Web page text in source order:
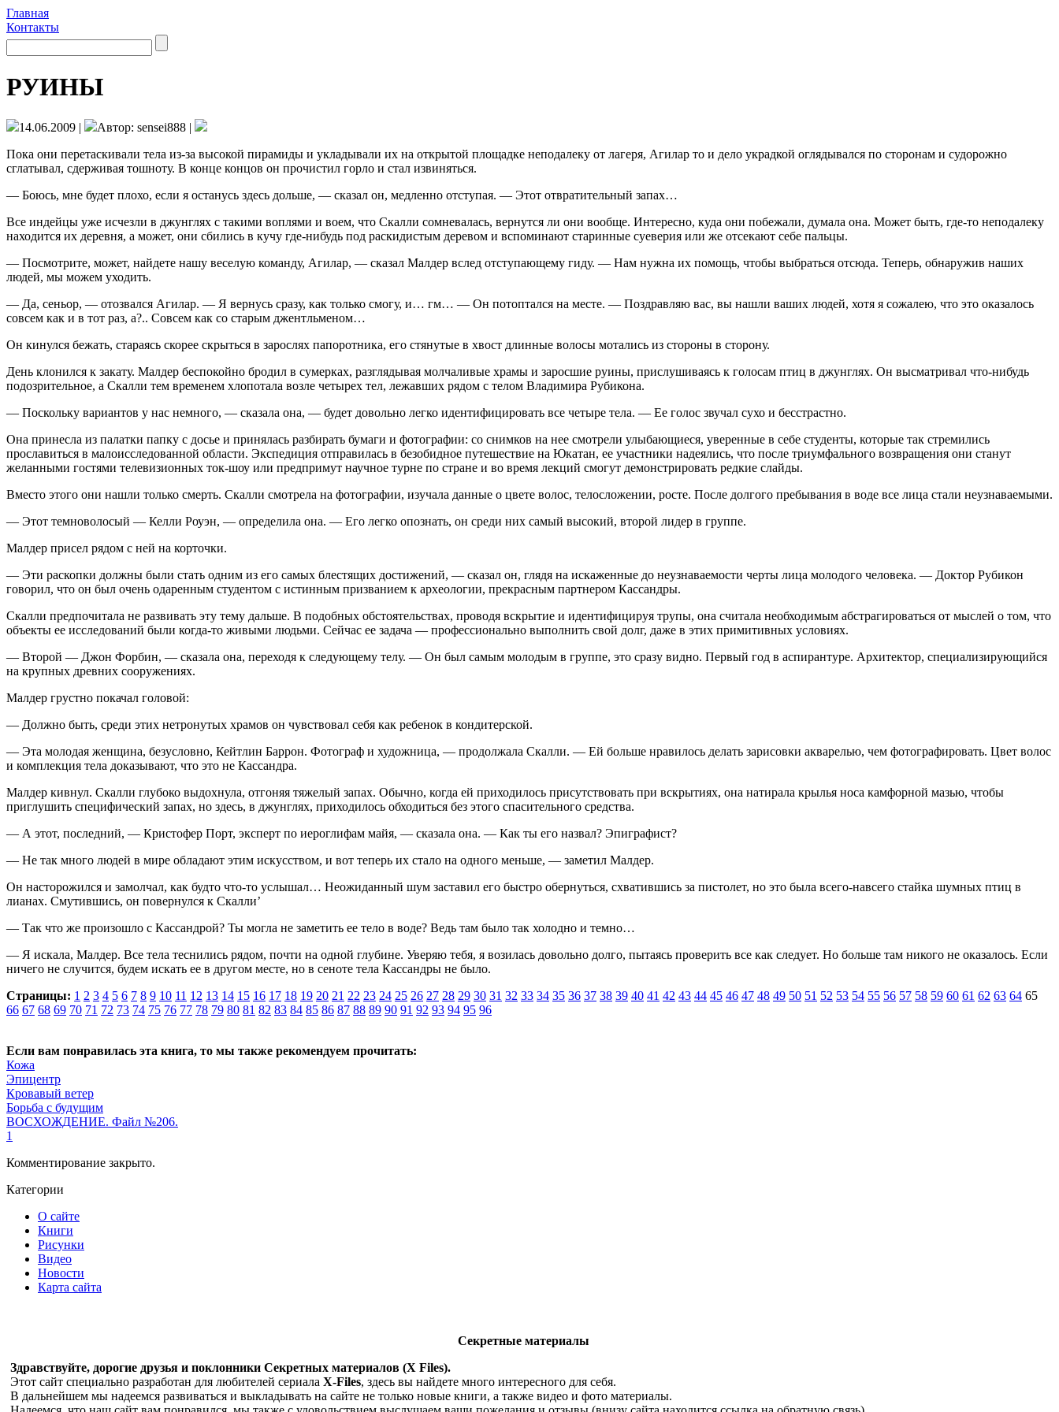
Главная
Контакты
РУИНЫ
14.06.2009 |
Автор: sensei888 |
Пока они перетаскивали тела из-за высокой пирамиды и укладывали их на открытой пло­щадке неподалеку от лагеря, Агилар то и дело украдкой оглядывался по сторонам и судорожно
сглатывал, сдерживая тошноту. В конце концов он прочистил горло и стал извиняться.
— Боюсь, мне будет плохо, если я останусь здесь дольше, — сказал он, медленно отсту­пая. — Этот отвратительный запах…
Все индейцы уже исчезли в джунглях с таки­ми воплями и воем, что Скалли сомневалась, вернутся ли они вообще. Интересно, куда они побежали, думала она. Может быть, где-то не­подалеку
находится их деревня, а может, они сбились в кучу где-нибудь под раскидистым деревом и вспоминают старинные суеверия или же отсекают себе пальцы.
— Посмотрите, может, найдете нашу веселую команду, Агилар, — сказал Малдер вслед отсту­пающему гиду. — Нам нужна их помощь, чтобы выбраться отсюда. Теперь, обнаружив наших
людей, мы можем уходить.
— Да, сеньор, — отозвался Агилар. — Я вер­нусь сразу, как только смогу, и… гм… — Он потоптался на месте. — Поздравляю вас, вы нашли ваших людей, хотя я сожалею, что это оказалось
совсем как и в тот раз, а?.. Совсем как со старым джентльменом…
Он кинулся бежать, стараясь скорее скрыться в зарослях папоротника, его стянутые в хвост длинные волосы мотались из стороны в сторону.
День клонился к закату. Малдер беспокойно бродил в сумерках, разглядывая молчаливые храмы и заросшие руины, прислушиваясь к го­лосам птиц в джунглях. Он высматривал что-ни­будь
подозрительное, а Скалли тем временем хлопотала возле четырех тел, лежавших рядом с телом Владимира Рубикона.
— Поскольку вариантов у нас немного, — сказала она, — будет довольно легко идентифицировать все четыре тела. — Ее голос звучал сухо и бесстрастно.
Она принесла из палатки папку с досье и принялась разбирать бумаги и фотографии: со снимков на нее смотрели улыбающиеся, уверен­ные в себе студенты, которые так стремились
прославиться в малоисследованной области. Экспедиция отправилась в безобидное путеше­ствие на Юкатан, ее участники надеялись, что после триумфального возвращения они станут
желанными гостями телевизионных ток-шоу или предпримут научное турне по стране и во время лекций смогут демонстрировать редкие слайды.
Вместо этого они нашли только смерть. Скалли смотрела на фотографии, изучала данные о цвете волос, телосложении, росте. После долгого пребывания в воде все лица стали неузнаваемыми.
— Этот темноволосый — Келли Роуэн, — определила она. — Его легко опознать, он среди них самый высокий, второй лидер в группе.
Малдер присел рядом с ней на корточки.
— Эти раскопки должны были стать одним из его самых блестящих достижений, — сказал он, глядя на искаженные до неузнаваемости черты лица молодого человека. — Доктор Руби­кон
говорил, что он был очень одаренным сту­дентом с истинным призванием к археологии, прекрасным партнером Кассандры.
Скалли предпочитала не развивать эту тему дальше. В подобных обстоятельствах, проводя вскрытие и идентифицируя трупы, она считала необходимым абстрагироваться от мыслей о том, что
объекты ее исследований были когда-то живыми людьми. Сейчас ее задача — професси­онально выполнить свой долг, даже в этих при­митивных условиях.
— Второй — Джон Форбин, — сказала она, переходя к следующему телу. — Он был самым молодым в группе, это сразу видно. Первый год в аспирантуре. Архитектор, специализирую­щийся
на крупных древних сооружениях.
Малдер грустно покачал головой:
— Должно быть, среди этих нетронутых хра­мов он чувствовал себя как ребенок в кондитер­ской.
— Эта молодая женщина, безусловно, Кейтлин Баррон. Фотограф и художница, — продол­жала Скалли. — Ей больше нравилось делать зарисовки акварелью, чем фотографировать. Цвет волос
и комплекция тела доказывают, что это не Кассандра.
Малдер кивнул. Скалли глубоко выдохнула, отгоняя тяжелый запах. Обычно, когда ей при­ходилось присутствовать при вскрытиях, она на­тирала крылья носа камфорной мазью, чтобы
приглушить специфический запах, но здесь, в джунглях, приходилось обходиться без этого спасительного средства.
— А этот, последний, — Кристофер Порт, эксперт по иероглифам майя, — сказала она. — Как ты его назвал? Эпиграфист?
— Не так много людей в мире обладают этим искусством, и вот теперь их стало на одного меньше, — заметил Малдер.
Он насторожился и замолчал, как будто что-то услышал… Неожиданный шум заставил его быстро обернуться, схватившись за пистолет, но это была всего-навсего стайка шумных птиц в
лианах. Смутившись, он повернулся к Скалли’
— Так что же произошло с Кассандрой? Ты могла не заметить ее тело в воде? Ведь там было так холодно и темно…
— Я искала, Малдер. Все тела теснились рядом, почти на одной глубине. Уверяю тебя, я возилась довольно долго, пытаясь проверить все как следует. Но больше там никого не оказалось. Если
ничего не случится, будем искать ее в другом месте, но в сеноте тела Кассандры не было.
Страницы: 1 2 3 4 5 6 7 8 9 10 11 12 13 14 15 16 17 18 19 20 21 22 23 24 25 26 27 28 29 30 31 32 33 34 35 36 37 38 39 40 41 42 43 44 45 46 47 48 49 50 51 52 53 54 55 56 57 58 59 60 61 62 63 64 65
66 67 68 69 70 71 72 73 74 75 76 77 78 79 80 81 82 83 84 85 86 87 88 89 90 91 92 93 94 95 96
Если вам понравилась эта книга, то мы также рекомендуем прочитать:
Кожа
Эпицентр
Кровавый ветер
Борьба с будущим
ВОСХОЖДЕНИЕ. Файл №206.
1
Комментирование закрыто.
Категории
О сайте
Книги
Рисунки
Видео
Новости
Карта сайта
Секретные материалы
Здравствуйте, дорогие друзья и поклонники Секретных материалов (X Files).
Этот сайт специально разработан для любителей сериала X-Files, здесь вы найдете много интересного для себя.
В дальнейшем мы надеемся развиваться и выкладывать на сайте не только новые книги, а также видео и фото материалы.